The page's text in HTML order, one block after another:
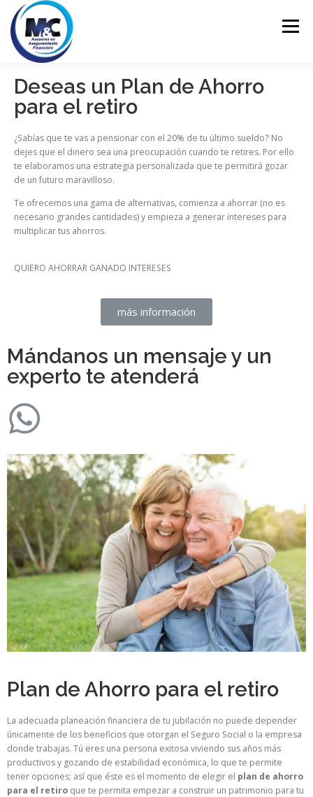
Menú
INICIO ASESORÍA PERSONALES
EMPRESARIALES EDUCACIÓN FINANCIERA
Deseas un Plan de Ahorro
para el retiro
¿Sabías que te vas a pensionar con el 20% de tu último sueldo? No
dejes que el dinero sea una preocupación cuando te retires. Por ello
te elaboramos una estrategia personalizada que te permitirá gozar
de un futuro maravilloso.
Te ofrecemos una gama de alternativas, comienza a ahorrar (no es
necesario grandes cantidades) y empieza a generar intereses para
multiplicar tus ahorros.
QUIERO AHORRAR GANADO INTERESES
más información
Mándanos un mensaje y un
experto te atenderá
Plan de Ahorro para el retiro
La adecuada planeación financiera de tu jubilación no puede depender
únicamente de los beneficios que otorgan el Seguro Social o la empresa
donde trabajas. Tú eres una persona exitosa viviendo sus años más
productivos y gozando de estabilidad económica, lo que te permite
tener opciones; así que éste es el momento de elegir el plan de ahorro
para el retiro que te permita empezar a construir un patrimonio para tu